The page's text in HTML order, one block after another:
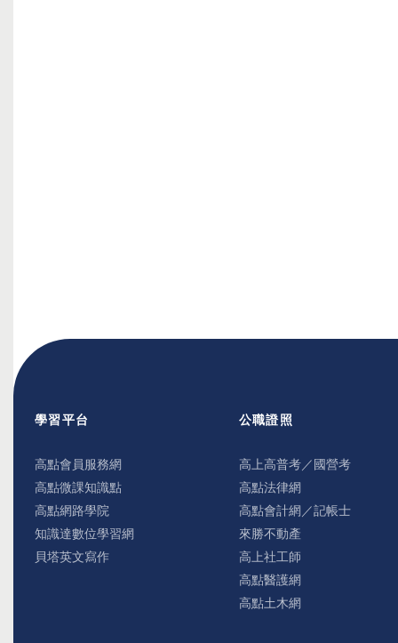
學習平台
高點會員服務網
高點微課知識點
高點網路學院
知識達數位學習網
貝塔英文寫作
公職證照
高上高普考／國營考
高點法律網
高點會計網／記帳士
來勝不動產
高上社工師
高點醫護網
高點土木網